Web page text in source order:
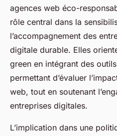
agences web éco-
rôle central dans la
l’accompagnement des
digitale durable. Elles
green en intégrant des
permettant d’évaluer
web, tout en soutenant
entreprises digitales.
L’implication dans une